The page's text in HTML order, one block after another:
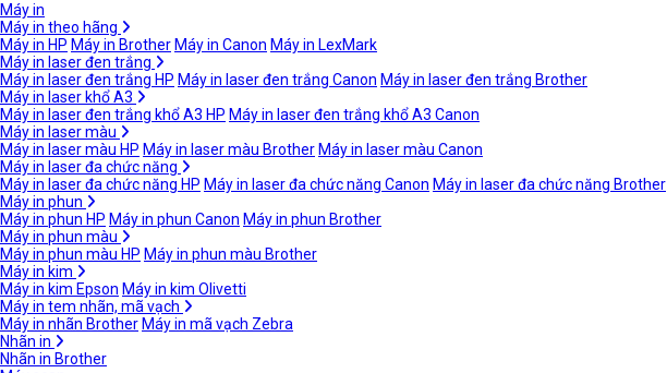
Máy in
Máy in theo hãng
Máy in HP Máy in Brother Máy in Canon Máy in LexMark
Máy in laser đen trắng
Máy in laser đen trắng HP Máy in laser đen trắng Canon Máy in laser đen trắng Brother
Máy in laser khổ A3
Máy in laser đen trắng khổ A3 HP Máy in laser đen trắng khổ A3 Canon
Máy in laser màu
Máy in laser màu HP Máy in laser màu Brother Máy in laser màu Canon
Máy in laser đa chức năng
Máy in laser đa chức năng HP Máy in laser đa chức năng Canon Máy in laser đa chức năng Brother
Máy in phun
Máy in phun HP Máy in phun Canon Máy in phun Brother
Máy in phun màu
Máy in phun màu HP Máy in phun màu Brother
Máy in kim
Máy in kim Epson Máy in kim Olivetti
Máy in tem nhãn, mã vạch
Máy in nhãn Brother Máy in mã vạch Zebra
Nhãn in
Nhãn in Brother